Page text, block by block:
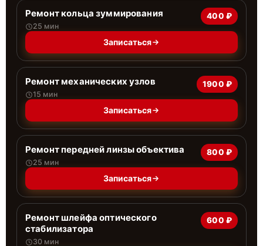
Ремонт кольца зуммирования
25 мин
400 ₽
Записаться
Ремонт механических узлов
15 мин
1900 ₽
Записаться
Ремонт передней линзы объектива
25 мин
800 ₽
Записаться
Ремонт шлейфа оптического
стабилизатора
30 мин
600 ₽